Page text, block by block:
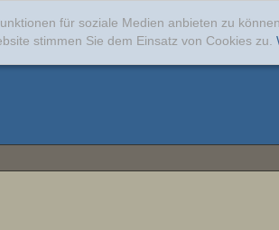
für soziale Medien anbieten zu
stimmen Sie dem Einsatz von Cookies zu.